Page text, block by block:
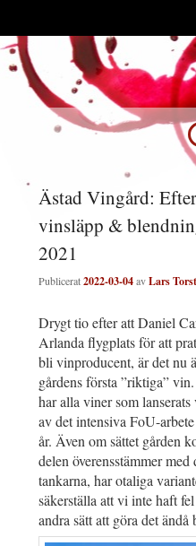
Ästad Vingård:
vinsläpp &
2021
Publicerat2022-03-04avLars
Drygt tio efter att Daniel
Arlanda flygplats för att
bli vinproducent, är det nu
gårdens första ”riktiga”
har alla viner som
av det intensiva FoU-
år. Även om sättet gården
delen överensstämmer
tankarna, har otaliga
säkerställa att vi inte haft
andra sätt att göra det ändå